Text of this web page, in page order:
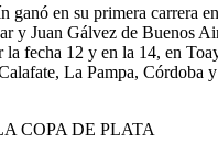
ganó en su primera carrera
y Juan Gálvez de Buenos
la fecha 12 y en la 14, en
La Pampa, Córdoba
COPA DE PLATA